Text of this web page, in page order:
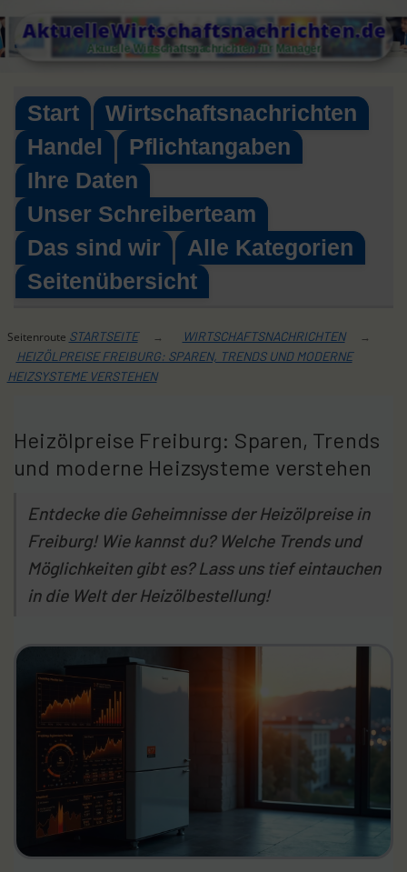
Skip
to AktuelleWirtschaftsnachrichten.de
Aktuelle Wirtschaftsnachrichten für Manager
Start
Wirtschaftsnachrichten
Handel
Pflichtangaben
Ihre Daten
Unser Schreiberteam
Das sind wir
Alle Kategorien
Seitenübersicht
Seitenroute STARTSEITE → WIRTSCHAFTSNACHRICHTEN →
HEIZÖLPREISE FREIBURG: SPAREN, TRENDS UND MODERNE
HEIZSYSTEME VERSTEHEN
Heizölpreise Freiburg: Sparen, Trends
und moderne Heizsysteme verstehen
Entdecke die Geheimnisse der Heizölpreise in
Freiburg! Wie kannst du? Welche Trends und
Möglichkeiten gibt es? Lass uns tief eintauchen
in die Welt der Heizölbestellung!